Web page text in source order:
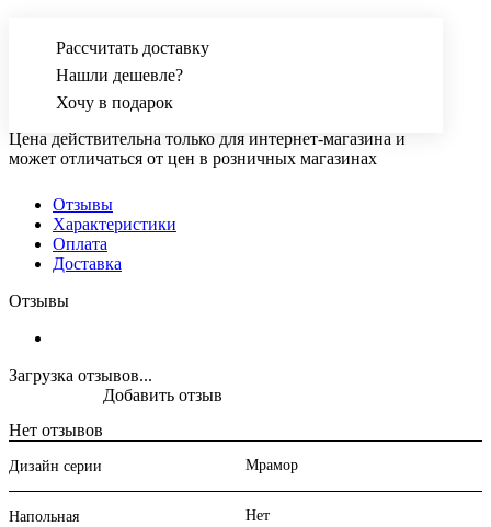
Рассчитать доставку
Нашли дешевле?
Хочу в подарок
Цена действительна только для интернет-магазина и
может отличаться от цен в розничных магазинах
Отзывы
Характеристики
Оплата
Доставка
Отзывы
Загрузка отзывов...
Нет отзывов
Добавить отзыв
Дизайн серии Мрамор
Напольная Нет